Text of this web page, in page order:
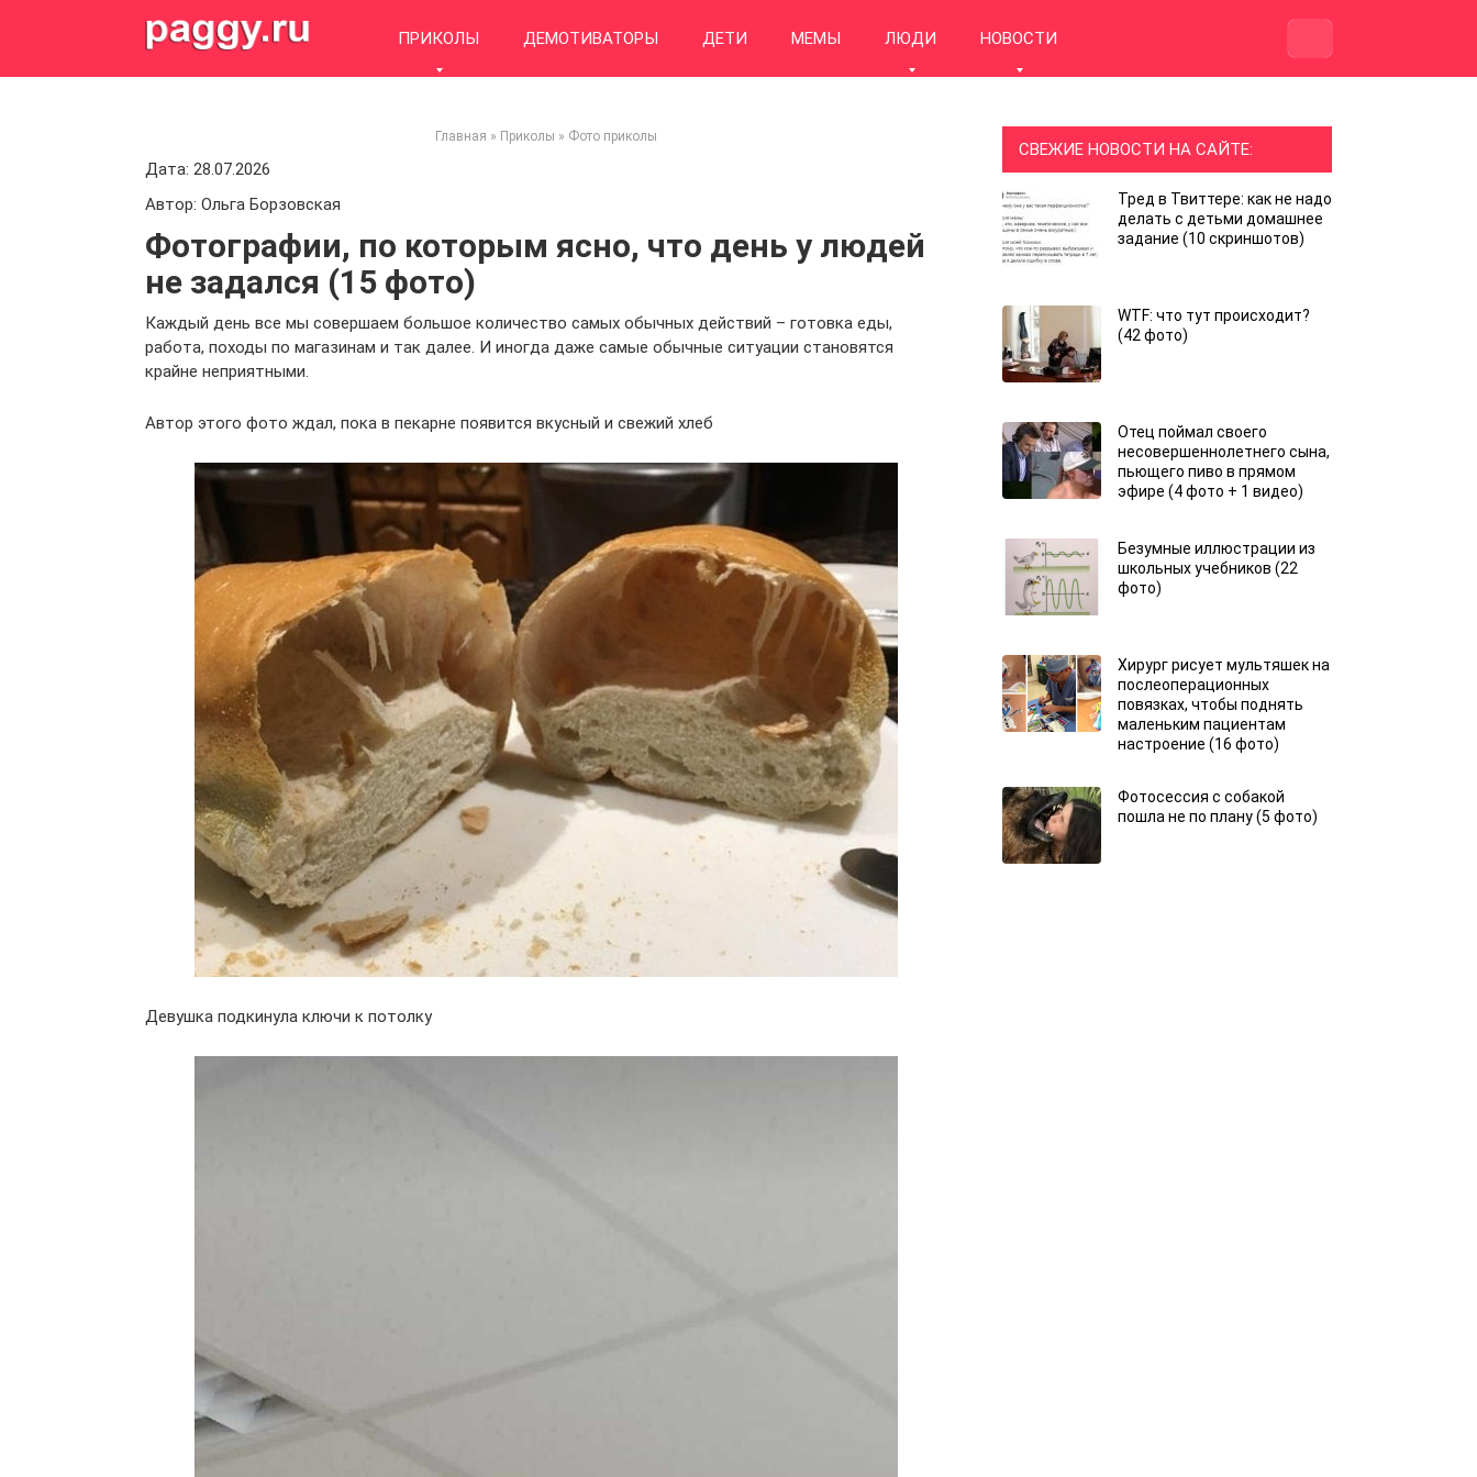
ПРИКОЛЫ ДЕМОТИВАТОРЫ ДЕТИ МЕМЫ ЛЮДИ НОВОСТИ
Главная » Приколы » Фото приколы
Дата: 28.07.2026
Автор: Ольга Борзовская
Фотографии, по которым ясно, что день у людей
не задался (15 фото)
Каждый день все мы совершаем большое количество самых обычных действий – готовка еды,
работа, походы по магазинам и так далее. И иногда даже самые обычные ситуации становятся
крайне неприятными.
Автор этого фото ждал, пока в пекарне появится вкусный и свежий хлеб
Девушка подкинула ключи к потолку
СВЕЖИЕ НОВОСТИ НА САЙТЕ:
Тред в Твиттере: как не надо
делать с детьми домашнее
задание (10 скриншотов)
WTF: что тут происходит?
(42 фото)
Отец поймал своего
несовершеннолетнего сына,
пьющего пиво в прямом
эфире (4 фото + 1 видео)
Безумные иллюстрации из
школьных учебников (22
фото)
Хирург рисует мультяшек на
послеоперационных
повязках, чтобы поднять
маленьким пациентам
настроение (16 фото)
Фотосессия с собакой
пошла не по плану (5 фото)